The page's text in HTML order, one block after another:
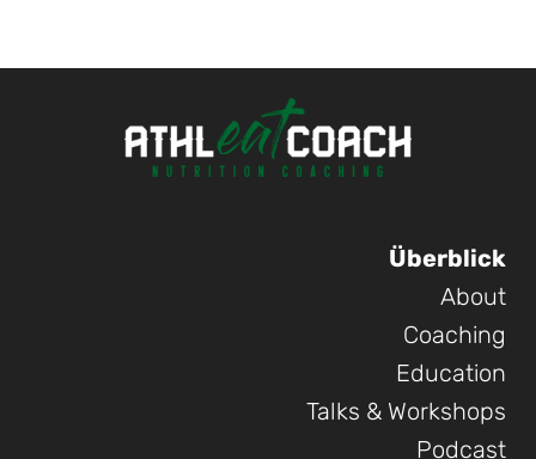
Überblick
About
Coaching
Education
Talks & Workshops
Podcast